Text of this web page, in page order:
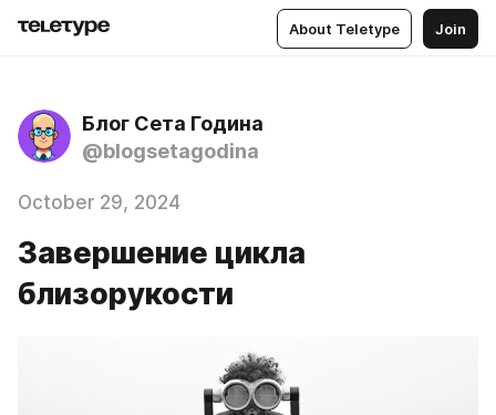
About Teletype Join
Блог Сета Година
@blogsetagodina
October 29, 2024
Завершение цикла
близорукости